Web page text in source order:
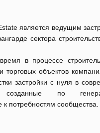
является ведущим
сектора
в процессе
торговых объектов
застройки с нуля в
созданные по
к потребностям сообщества.